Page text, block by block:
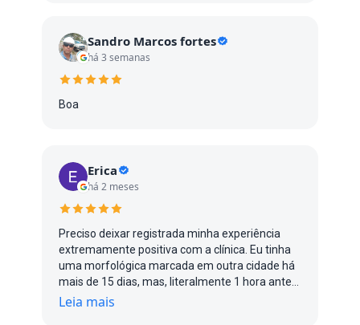
Sandro Marcos fortes
há 3 semanas
Boa
Erica
há 2 meses
Preciso deixar registrada minha experiência
extremamente positiva com a clínica. Eu tinha
uma morfológica marcada em outra cidade há
mais de 15 dias, mas, literalmente 1 hora antes
do exame, me avisaram que a médica estava
Leia mais